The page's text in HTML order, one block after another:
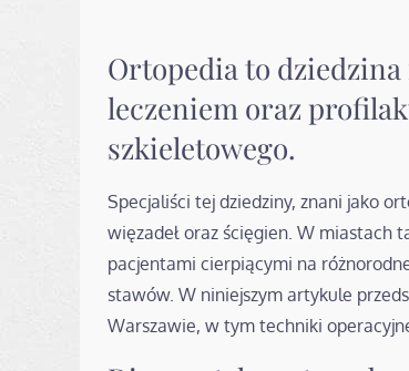
Ortopedia to
leczeniem oraz
szkieletowego.
Specjaliści tej dziedziny, znani jako
więzadeł oraz ścięgien. W miastach
pacjentami cierpiącymi na
stawów. W niniejszym artykule
Warszawie, w tym techniki